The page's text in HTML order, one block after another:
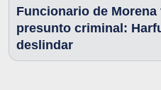
Funcionario de
presunto criminal:
deslindar